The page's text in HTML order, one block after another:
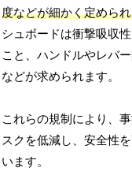
度などが細かく定めら
シュボードは衝撃吸収
こと、ハンドルやレバ
などが求められます。
これらの規制により、
スクを低減し、安全性
います。